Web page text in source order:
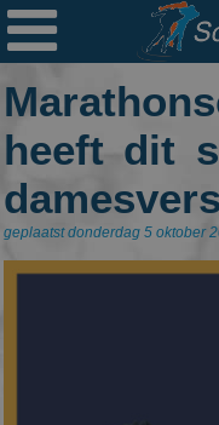

heeft dit
geplaatst donderdag 5 oktober